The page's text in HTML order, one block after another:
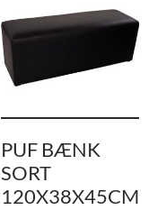
PUF BÆNK
SORT
120X38X45CM